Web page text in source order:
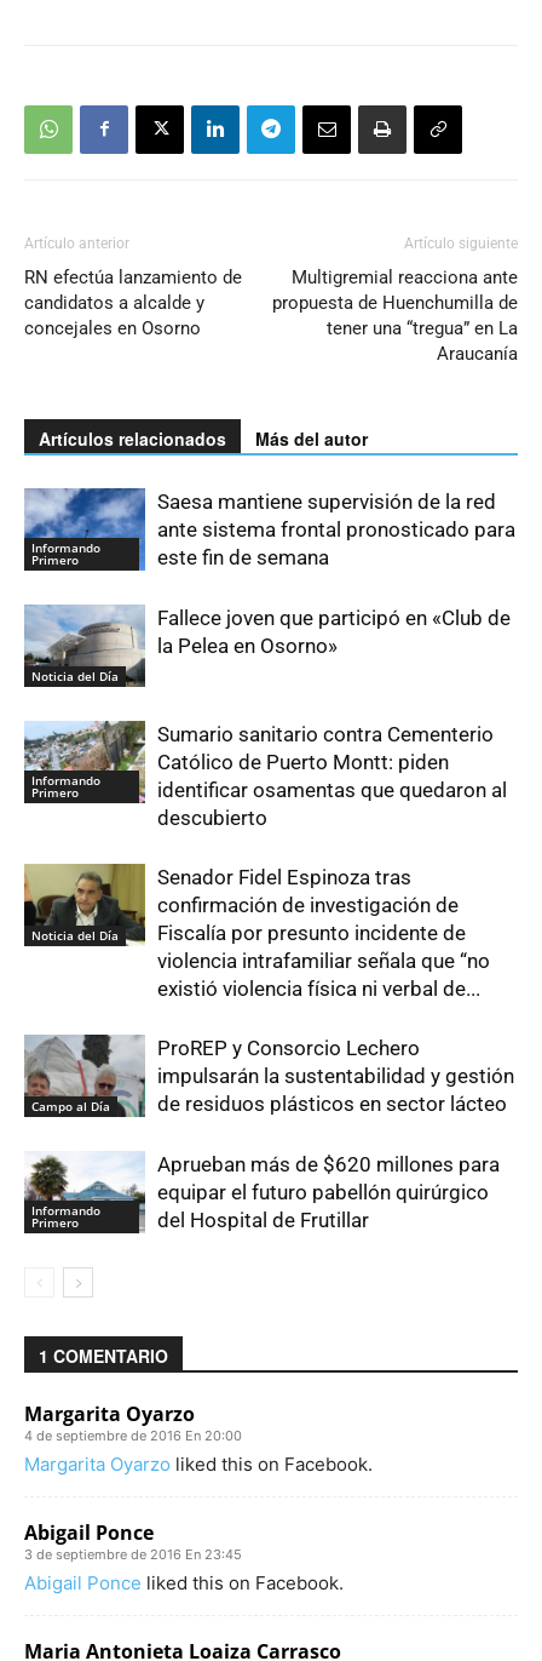
Artículo anterior
RN efectúa lanzamiento de
candidatos a alcalde y
concejales en Osorno
Artículo siguiente
Multigremial reacciona ante
propuesta de Huenchumilla de
tener una “tregua” en La
Araucanía
Artículos relacionados Más del autor
Informando
Primero
Saesa mantiene supervisión de la red
ante sistema frontal pronosticado para
este fin de semana
Noticia del Día
Fallece joven que participó en «Club de
la Pelea en Osorno»
Informando
Primero
Sumario sanitario contra Cementerio
Católico de Puerto Montt: piden
identificar osamentas que quedaron al
descubierto
Noticia del Día
Senador Fidel Espinoza tras
confirmación de investigación de
Fiscalía por presunto incidente de
violencia intrafamiliar señala que “no
existió violencia física ni verbal de...
Campo al Día
ProREP y Consorcio Lechero
impulsarán la sustentabilidad y gestión
de residuos plásticos en sector lácteo
Informando
Primero
Aprueban más de $620 millones para
equipar el futuro pabellón quirúrgico
del Hospital de Frutillar
1 COMENTARIO
Margarita Oyarzo
4 de septiembre de 2016 En 20:00
Margarita Oyarzo liked this on Facebook.
Abigail Ponce
3 de septiembre de 2016 En 23:45
Abigail Ponce liked this on Facebook.
Maria Antonieta Loaiza Carrasco